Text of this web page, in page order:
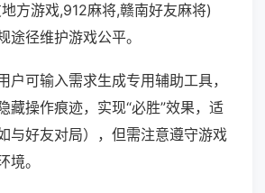
方游戏,912麻将,赣南好友麻将)
途径维护游戏公平。
户可输入需求生成专用辅助工具，
藏操作痕迹，实现“必胜”效果，适
与好友对局），但需注意遵守游戏
境。